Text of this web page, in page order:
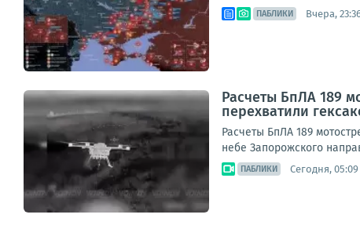
ПАБЛИКИ Вчера,
Расчеты БпЛА 189
перехватили
Расчеты БпЛА 189
небе Запорожского
ПАБЛИКИ Сегодня, 05:09